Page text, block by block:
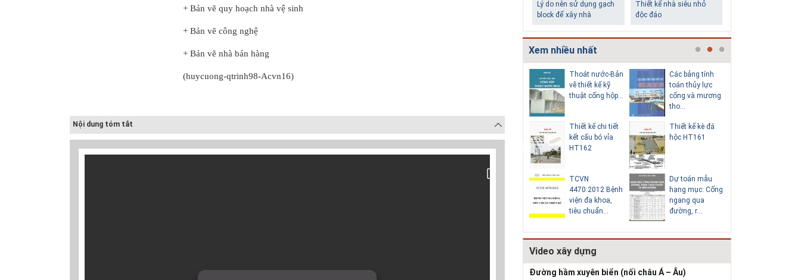
+ Bản vẽ quy hoạch nhà vệ sinh
+ Bản vẽ công nghệ
+ Bản vẽ nhà bán hàng
(huycuong-qtrinh98-Acvn16)
Nội dung tóm tắt
Giải pháp xử lý thấm
chân tường
Biệt thự phố có bể bơi
làm trung tâm
Những ngôi nhà một
tầng ít tiền vẫn đẹp
Lý do nên sử dụng gạch
block để xây nhà
Thiết kế nhà siêu nhỏ
độc đáo
Xem nhiều nhất
Cấp nước-Bản vẽ
thuật cống tròn...
TCXDVN
thức BT HT107
tạo khe co, kh...
Thuyết minh và
đánh giá hiệu q...
Mẫu hồ sơ Báo
Thoát nước-Bản
vẽ thiết kế kỹ
thuật cống hộp...
Thiết kế chi tiết
kết cấu bó vỉa
HT162
TCVN
4470:2012 Bệnh
viện đa khoa,
tiêu chuẩn...
Các bảng tính
toán thủy lực
cống và mương
tho...
Thiết kế kè đá
hộc HT161
Dự toán mẫu
hạng mục: Cống
ngang qua
đường, r...
Video xây dựng
Đường hầm xuyên biển (nối châu Á – Âu)